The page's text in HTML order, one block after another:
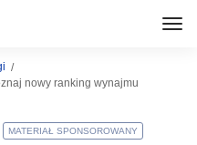
nowy ranking wynajmu
MATERIAŁ SPONSOROWANY